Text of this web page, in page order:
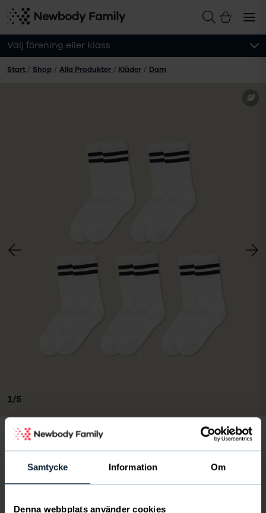
Samtycke Information Om
Denna webbplats använder cookies
Välj förening eller klass
Start / Shop / Alla Produkter / Kläder / Dam
Bild
1av
/5
5-pack Eco Sport Socks stripe
kr
4.7 374 recensioner